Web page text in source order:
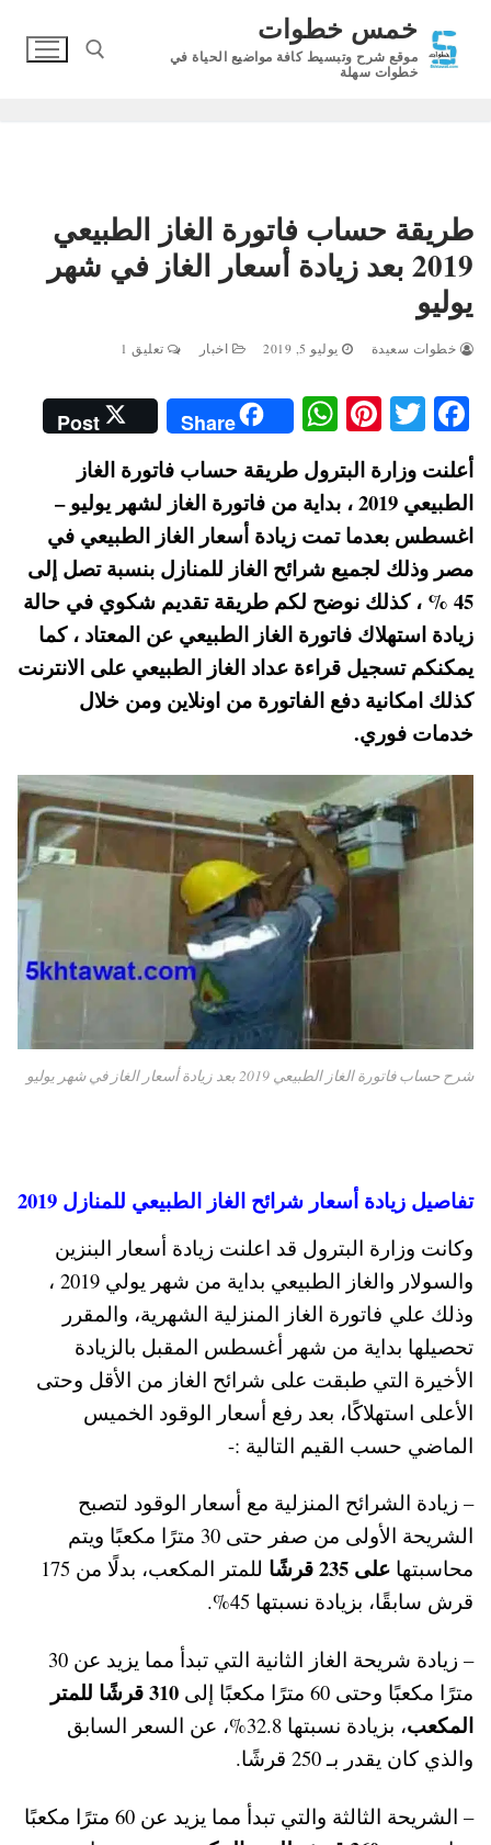
المحتوى
خمس خطوات
موقع شرح وتبسيط كافة مواضيع الحياة في
خطوات سهلة
طريقة حساب فاتورة الغاز الطبيعي
2019 بعد زيادة أسعار الغاز في شهر
يوليو
خطوات سعيدة يوليو 5, 2019 اخبار تعليق 1
Fa
bo
ok
T
wi
tte
r
Pi
er
es
t
W
ha
ts
A
pp
Share
Post
أعلنت وزارة البترول طريقة حساب فاتورة الغاز
الطبيعي 2019 ، بداية من فاتورة الغاز لشهر يوليو –
اغسطس بعدما تمت زيادة أسعار الغاز الطبيعي في
مصر وذلك لجميع شرائح الغاز للمنازل بنسبة تصل إلى
45 % ، كذلك نوضح لكم طريقة تقديم شكوي في حالة
زيادة استهلاك فاتورة الغاز الطبيعي عن المعتاد ، كما
يمكنكم تسجيل قراءة عداد الغاز الطبيعي على الانترنت
كذلك امكانية دفع الفاتورة من اونلاين ومن خلال
خدمات فوري.
شرح حساب فاتورة الغاز الطبيعي 2019 بعد زيادة أسعار الغاز في شهر يوليو
تفاصيل زيادة أسعار شرائح الغاز الطبيعي للمنازل 2019
وكانت وزارة البترول قد اعلنت زيادة أسعار البنزين
والسولار والغاز الطبيعي بداية من شهر يولي 2019 ،
وذلك علي فاتورة الغاز المنزلية الشهرية، والمقرر
تحصيلها بداية من شهر أغسطس المقبل بالزيادة
الأخيرة التي طبقت على شرائح الغاز من الأقل وحتى
الأعلى استهلاكًا، بعد رفع أسعار الوقود الخميس
الماضي حسب القيم التالية :-
– زيادة الشرائح المنزلية مع أسعار الوقود لتصبح
الشريحة الأولى من صفر حتى 30 مترًا مكعبًا ويتم
محاسبتها على 235 قرشًا للمتر المكعب، بدلًا من 175
قرش سابقًا، بزيادة نسبتها 45%.
– زيادة شريحة الغاز الثانية التي تبدأ مما يزيد عن 30
مترًا مكعبًا وحتى 60 مترًا مكعبًا إلى
310 قرشًا للمتر
المكعب
، بزيادة نسبتها 32.8%، عن السعر السابق
والذي كان يقدر بـ250 قرشًا.
– الشريحة الثالثة والتي تبدأ مما يزيد عن 60 مترًا مكعبًا